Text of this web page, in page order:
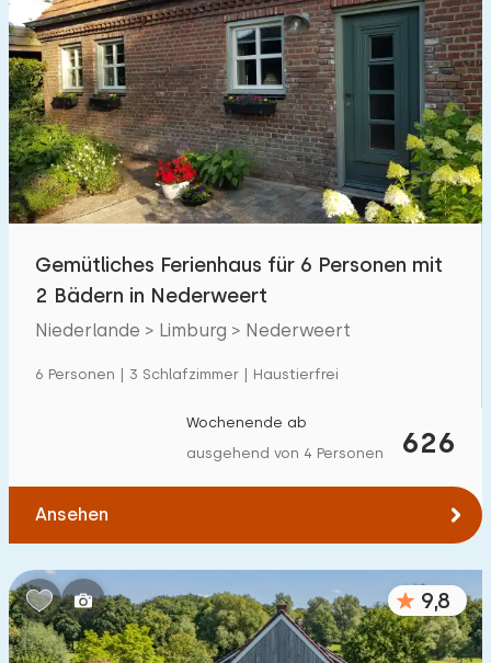
Gemütliches Ferienhaus für 6 Personen mit
2 Bädern in Nederweert
Niederlande > Limburg > Nederweert
6 Personen | 3 Schlafzimmer | Haustierfrei
626
Wochenende ab
ausgehend von 4 Personen
Ansehen
9,8